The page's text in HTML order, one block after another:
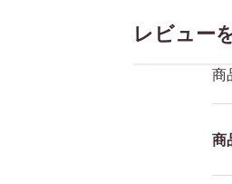
レビュー
商
商